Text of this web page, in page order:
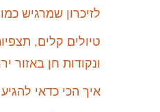
לזיכרון שמרגיש
טיולים קלים,
ונקודות חן באזור
איך הכי כדאי